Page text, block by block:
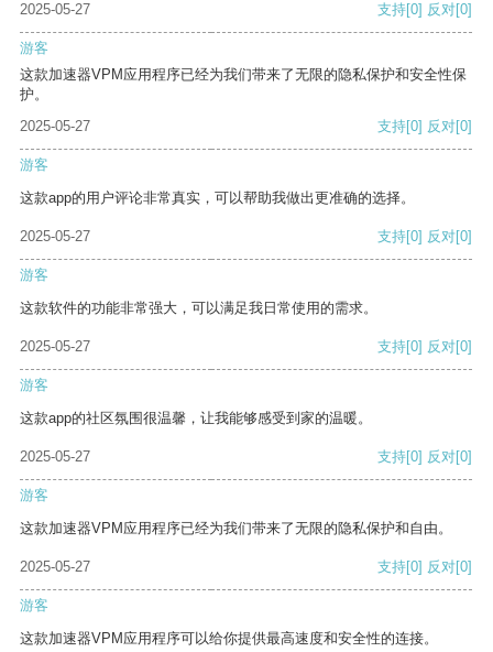
2025-05-27 支持[0] 反对[0]
游客
这款加速器VPM应用程序已经为我们带来了无限的隐私保护和安全性保
护。
2025-05-27
支持[0] 反对[0]
游客
这款app的用户评论非常真实，可以帮助我做出更准确的选择。
2025-05-27 支持[0] 反对[0]
游客
这款软件的功能非常强大，可以满足我日常使用的需求。
2025-05-27 支持[0] 反对[0]
游客
这款app的社区氛围很温馨，让我能够感受到家的温暖。
2025-05-27 支持[0] 反对[0]
游客
这款加速器VPM应用程序已经为我们带来了无限的隐私保护和自由。
2025-05-27 支持[0] 反对[0]
游客
这款加速器VPM应用程序可以给你提供最高速度和安全性的连接。